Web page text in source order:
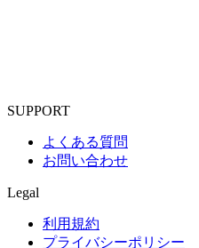
SUPPORT
よくある質問
お問い合わせ
Legal
利用規約
プライバシーポリシー